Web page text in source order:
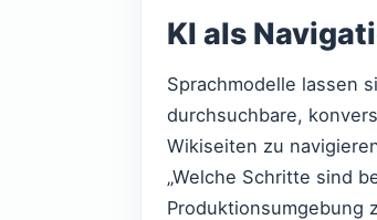
KI als
Sprachmodelle lassen
durchsuchbare,
Wikiseiten zu
„Welche Schritte sind
Produktionsumgebung